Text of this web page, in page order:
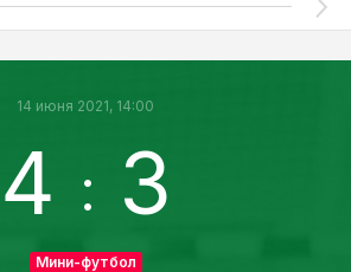
14 июня 2021, 14:00
4 : 3
Мини-футбол